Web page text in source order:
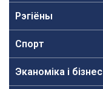
Рэгіёны
Спорт
Эканоміка і бізнес